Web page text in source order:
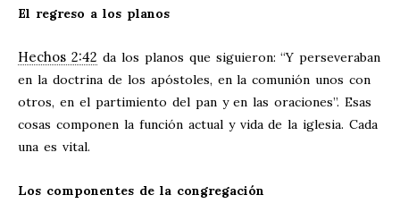
El regreso a los planos
Hechos 2:42 da los planos que siguieron: “Y perseveraban
en la doctrina de los apóstoles, en la comunión unos con
otros, en el partimiento del pan y en las oraciones”. Esas
cosas componen la función actual y vida de la iglesia. Cada
una es vital.
Los componentes de la congregación